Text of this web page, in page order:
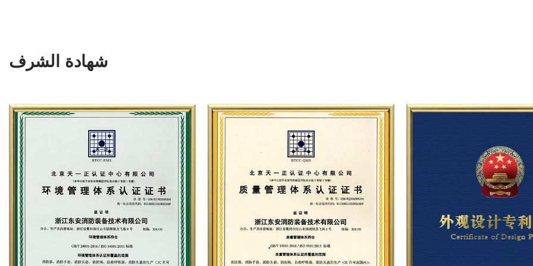
شهادة الشرف